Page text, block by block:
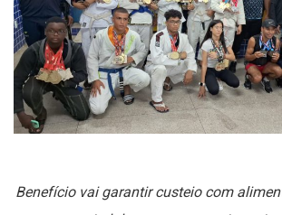
Benefício vai garantir custeio com